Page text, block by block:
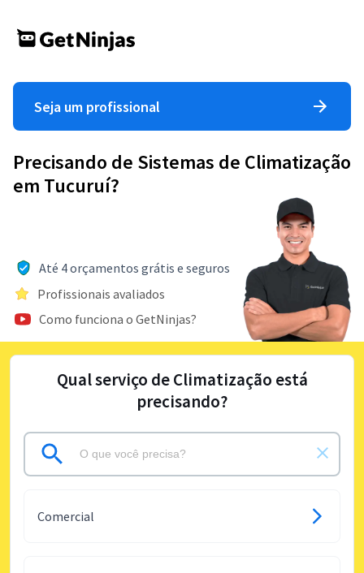
Seja um profissional
Precisando de Sistemas de Climatização
em Tucuruí?
Até 4 orçamentos grátis e seguros
Profissionais avaliados
Como funciona o GetNinjas?
Qual serviço de Climatização está
precisando?
Comercial